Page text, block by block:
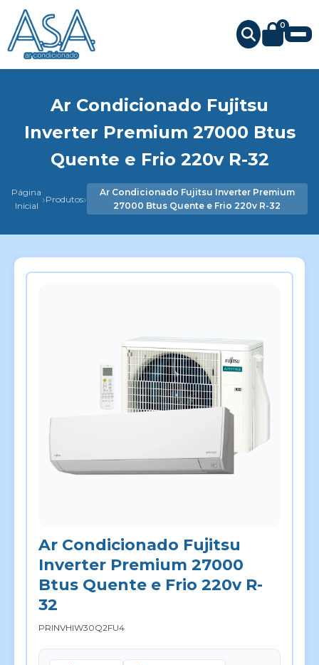
0
Ar Condicionado Fujitsu
Inverter Premium 27000 Btus
Quente e Frio 220v R-32
Página
Inicial ›Produtos›
Ar Condicionado Fujitsu Inverter Premium
27000 Btus Quente e Frio 220v R-32
Ar Condicionado Fujitsu
Inverter Premium 27000
Btus Quente e Frio 220v R-
32
PRINVHIW30Q2FU4